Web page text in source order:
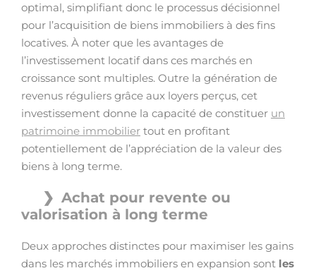
optimal, simplifiant donc le processus décisionnel
pour l’acquisition de biens immobiliers à des fins
locatives. À noter que les avantages de
l’investissement locatif dans ces marchés en
croissance sont multiples. Outre la génération de
revenus réguliers grâce aux loyers perçus, cet
investissement donne la capacité de constituer un
patrimoine immobilier tout en profitant
potentiellement de l’appréciation de la valeur des
biens à long terme.
Achat pour revente ou
valorisation à long terme
Deux approches distinctes pour maximiser les gains
dans les marchés immobiliers en expansion sont les